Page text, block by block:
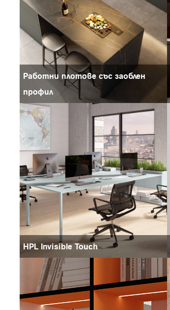
Работни плотове със заоблен
профил
HPL Invisible Touch